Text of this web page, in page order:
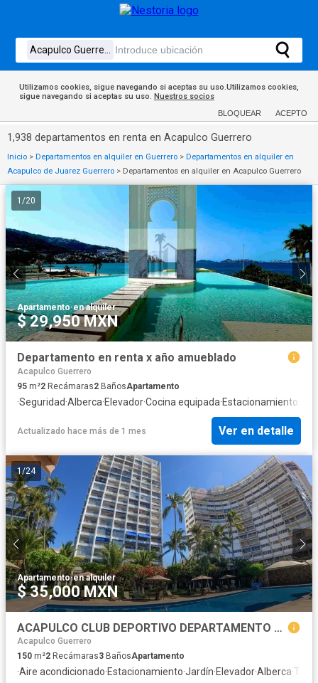
Utilizamos cookies, sigue navegando si aceptas su uso.Utilizamos cookies,
sigue navegando si aceptas su uso. Nuestros socios
BLOQUEAR ACEPTO
1,938 departamentos en renta en Acapulco Guerrero
Inicio > Departamentos en alquiler en Guerrero > Departamentos en alquiler en
Acapulco de Juarez Guerrero > Departamentos en alquiler en Acapulco Guerrero
1 /20
Apartamento·en alquiler
$ 29,950 MXN
Departamento en renta x año amueblado
Acapulco Guerrero
95 m²2 Recámaras2 BañosApartamento
·Seguridad·Alberca·Elevador·Cocina equipada·Estacionamiento
Actualizado hace más de 1 mes Ver en detalle
1/24
Apartamento·en alquiler
$ 35,000 MXN
ACAPULCO CLUB DEPORTIVO DEPARTAMENTO RENTA VISTA Y ACCESO A PLAYA
Acapulco Guerrero
150 m²2 Recámaras3 BañosApartamento
·Aire acondicionado·Estacionamiento·Jardín·Elevador·Alberca·